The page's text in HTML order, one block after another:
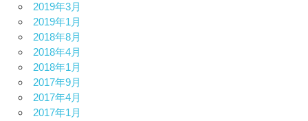
2019年3月
2019年1月
2018年8月
2018年4月
2018年1月
2017年9月
2017年4月
2017年1月